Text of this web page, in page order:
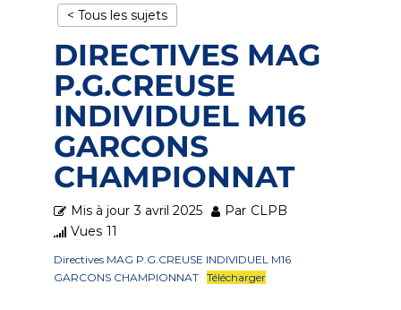
< Tous les sujets
DIRECTIVES MAG
P.G.CREUSE
INDIVIDUEL M16
GARCONS
CHAMPIONNAT
Mis à jour 3 avril 2025 Par CLPB
Vues 11
Directives MAG P.G.CREUSE INDIVIDUEL M16
GARCONS CHAMPIONNAT Télécharger